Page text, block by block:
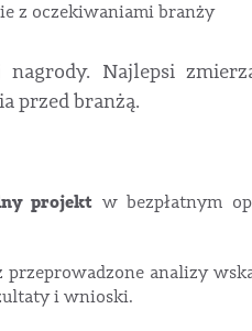
z oczekiwaniami branży
Najlepsi
przed branżą.
projektw bezpłatnym
przeprowadzone analizy
i wnioski.